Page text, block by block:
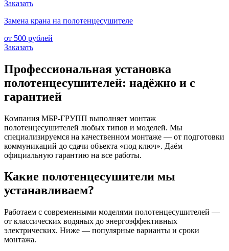
Заказать
Замена крана на полотенцесушителе
от 500 рублей
Заказать
Профессиональная установка
полотенцесушителей: надёжно и с
гарантией
Компания МБР-ГРУПП выполняет монтаж
полотенцесушителей любых типов и моделей. Мы
специализируемся на качественном монтаже — от подготовки
коммуникаций до сдачи объекта «под ключ». Даём
официальную гарантию на все работы.
Какие полотенцесушители мы
устанавливаем?
Работаем с современными моделями полотенцесушителей —
от классических водяных до энергоэффективных
электрических. Ниже — популярные варианты и сроки
монтажа.